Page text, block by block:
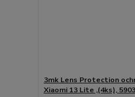
3mk Lens Protection
Xiaomi 13 Lite ,(4ks),